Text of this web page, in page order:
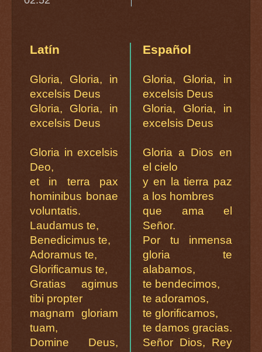
Latín
Gloria, Gloria, in
excelsis Deus
Gloria, Gloria, in
excelsis Deus
Gloria in excelsis
Deo,
et in terra pax
hominibus bonae
voluntatis.
Laudamus te,
Benedicimus te,
Adoramus te,
Glorificamus te,
Gratias agimus
tibi propter
magnam gloriam
tuam,
Domine Deus,
Español
Gloria, Gloria, in
excelsis Deus
Gloria, Gloria, in
excelsis Deus
Gloria a Dios en
el cielo
y en la tierra paz
a los hombres
que ama el
Señor.
Por tu inmensa
gloria te
alabamos,
te bendecimos,
te adoramos,
te glorificamos,
te damos gracias.
Señor Dios, Rey